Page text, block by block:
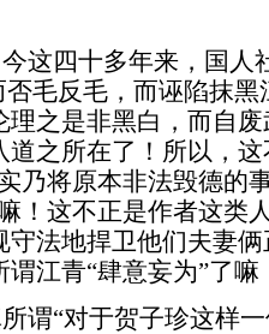
四十多年来，国人
否毛反毛，而诬陷抹
理之是非黑白，而自
道之所在了！所以，
乃将原本非法毁德的
！这不正是作者这类
守法地捍卫他们夫妻
江青“肆意妄为”了嘛
“对于贺子珍这样一